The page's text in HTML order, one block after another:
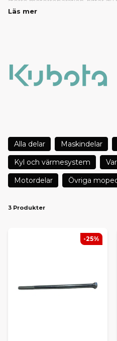
Tack vare vårt välfyllda lager kan
leveranser – perfekt för
behöver delarna snabbt. Hos
Läs mer
Alla delar Maskindelar
Kyl och värmesystem
Motordelar
Övriga
3 Produkter
-25%